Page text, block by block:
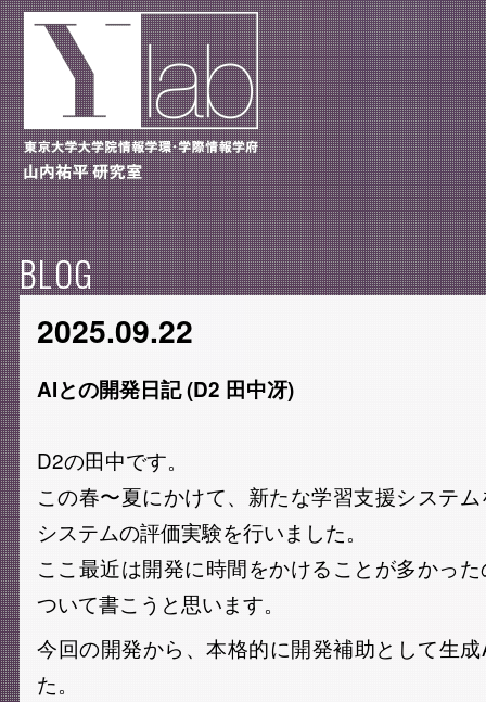
BLOG
2025.09.22
AIとの開発日記 (D2 田中冴)
D2の田中です。
この春〜夏にかけて、新たな学習支援システ
システムの評価実験を行いました。
ここ最近は開発に時間をかけることが多かっ
ついて書こうと思います。
今回の開発から、本格的に開発補助として生
た。